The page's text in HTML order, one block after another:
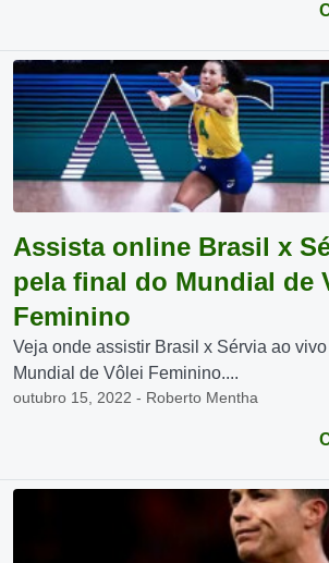
Assista online Brasil x
pela final do Mundial de
Feminino
Veja onde assistir Brasil x Sérvia ao
Mundial de Vôlei Feminino....
outubro 15, 2022 - Roberto Mentha